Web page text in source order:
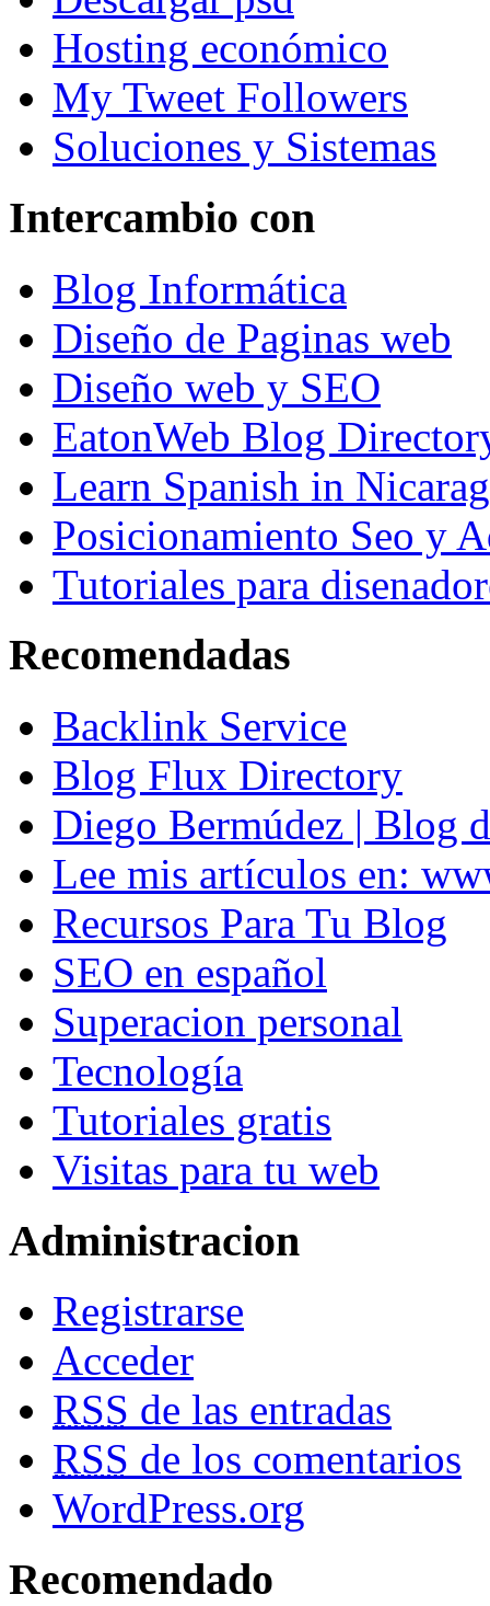
Hosting económico
My Tweet Followers
Soluciones y Sistemas
Intercambio con
Blog Informática
Diseño de Paginas web
Diseño web y SEO
EatonWeb Blog
Learn Spanish in
Posicionamiento Seo y
Tutoriales para
Recomendadas
Backlink Service
Blog Flux Directory
Diego Bermúdez | Blog
Lee mis artículos en:
Recursos Para Tu Blog
SEO en español
Superacion personal
Tecnología
Tutoriales gratis
Visitas para tu web
Administracion
Registrarse
Acceder
RSS de las entradas
RSS de los comentarios
WordPress.org
Recomendado